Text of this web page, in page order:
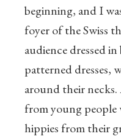
beginning, and I
foyer of the Swiss
audience dressed
patterned dresses,
around their necks.
from young people
hippies from their